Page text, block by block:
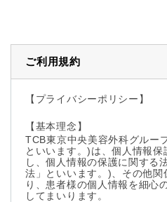
ご利用規約
【プライバシーポリシー】
【基本理念】
TCB東京中央美容外科グルー
といいます。)は、個人情報
し、個人情報の保護に関する
法」といいます。)、その他
り、患者様の個人情報を細心
してまいります。